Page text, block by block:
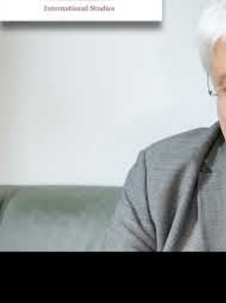
Die zukünftige Zusammenarbeit der Universität
einer sich immer rascher wandelnden
unabhängig von Bildungsabschluss und
Umfeld zufrieden und handlungsfähig zu
Weiterbildung Krems verstehen sich in diesem
individuelle Lern- und
Fragen zum Beitrag, interessanten